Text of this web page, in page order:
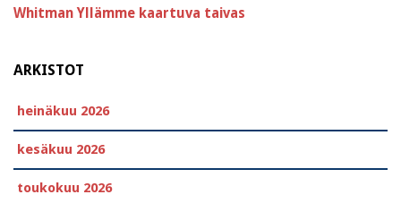
Whitman Yllämme kaartuva taivas
ARKISTOT
heinäkuu 2026
kesäkuu 2026
toukokuu 2026